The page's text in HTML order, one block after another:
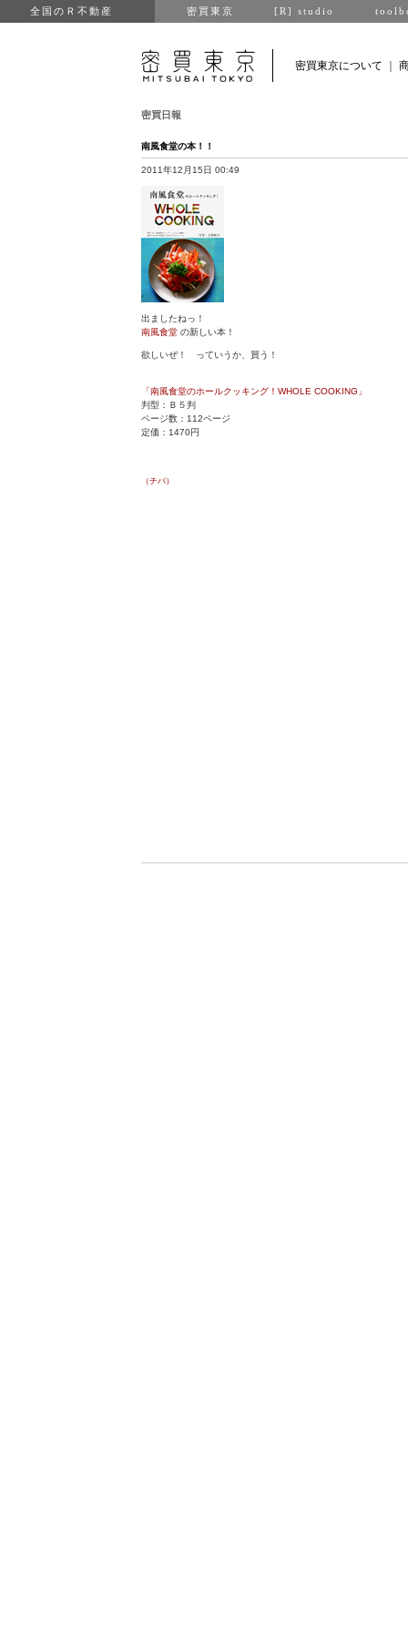
全国のＲ不動産 密買東京 [R] studio
密買東京について
密買日報
南風食堂の本！！
2011年12月15日 00:49
出ましたねっ！
南風食堂 の新しい本！
欲しいぜ！ っていうか、買う！
「南風食堂のホールクッキング！WHOLE COOKING」
判型：Ｂ５判
ページ数：112ページ
定価：1470円
（チバ）